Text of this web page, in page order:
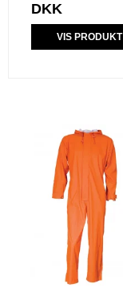
DKK
VIS PRODUKT